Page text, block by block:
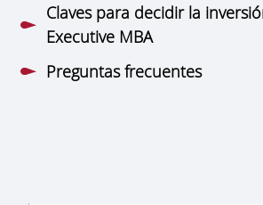
Claves para decidir la
Executive MBA
Preguntas frecuentes